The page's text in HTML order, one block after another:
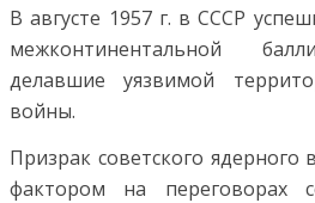
В августе 1957 г. в СССР
межконтинентальной
делавшие уязвимой
войны.
Призрак советского ядерного
фактором на переговорах